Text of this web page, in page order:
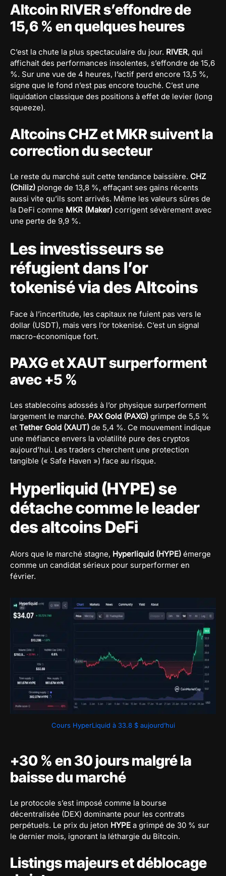
Altcoin RIVER s’effondre de
15,6 % en quelques heures
C’est la chute la plus spectaculaire du jour. RIVER, qui
affichait des performances insolentes, s’effondre de 15,6
%. Sur une vue de 4 heures, l’actif perd encore 13,5 %,
signe que le fond n’est pas encore touché. C’est une
liquidation classique des positions à effet de levier (long
squeeze).
Altcoins CHZ et MKR suivent la
correction du secteur
Le reste du marché suit cette tendance baissière. CHZ
(Chiliz) plonge de 13,8 %, effaçant ses gains récents
aussi vite qu’ils sont arrivés. Même les valeurs sûres de
la DeFi comme MKR (Maker) corrigent sévèrement avec
une perte de 9,9 %.
Les investisseurs se
réfugient dans l’or
tokenisé via des Altcoins
Face à l’incertitude, les capitaux ne fuient pas vers le
dollar (USDT), mais vers l’or tokenisé. C’est un signal
macro-économique fort.
PAXG et XAUT surperforment
avec +5 %
Les stablecoins adossés à l’or physique surperforment
largement le marché. PAX Gold (PAXG) grimpe de 5,5 %
et Tether Gold (XAUT) de 5,4 %. Ce mouvement indique
une méfiance envers la volatilité pure des cryptos
aujourd’hui. Les traders cherchent une protection
tangible (« Safe Haven ») face au risque.
Hyperliquid (HYPE) se
détache comme le leader
des altcoins DeFi
Alors que le marché stagne, Hyperliquid (HYPE) émerge
comme un candidat sérieux pour surperformer en
février.
Cours HyperLiquid à 33.8 $ aujourd’hui
+30 % en 30 jours malgré la
baisse du marché
Le protocole s’est imposé comme la bourse
décentralisée (DEX) dominante pour les contrats
perpétuels. Le prix du jeton HYPE a grimpé de 30 % sur
le dernier mois, ignorant la léthargie du Bitcoin.
Listings majeurs et déblocage